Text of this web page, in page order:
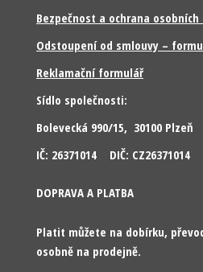
Bezpečnost a ochrana osobních
Odstoupení od smlouvy –
Reklamační formulář
Sídlo společnosti:
Bolevecká 990/15, 30100 Plzeň
IČ: 26371014 DIČ: CZ26371014
DOPRAVA A PLATBA
Platit můžete na dobírku,
osobně na prodejně.